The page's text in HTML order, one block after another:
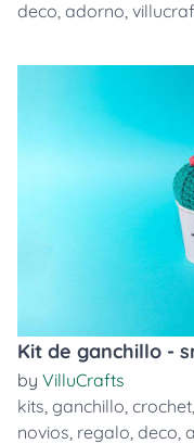
deco, adorno,
Kit de ganchillo -
by VilluCrafts
kits, ganchillo, crochet,
novios, regalo, deco,